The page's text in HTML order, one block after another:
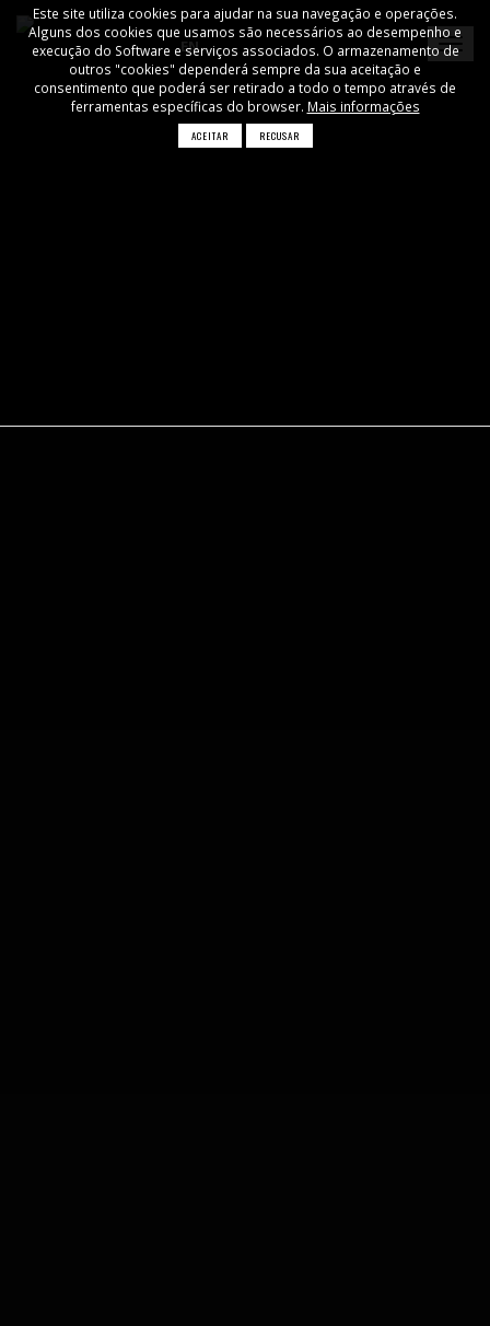
Este site utiliza cookies para ajudar na sua navegação e operações.
Alguns dos cookies que usamos são necessários ao desempenho e
execução do Software e serviços associados. O armazenamento de
outros "cookies" dependerá sempre da sua aceitação e
consentimento que poderá ser retirado a todo o tempo através de
ferramentas específicas do browser. Mais informações
ACEITAR RECUSAR
EN